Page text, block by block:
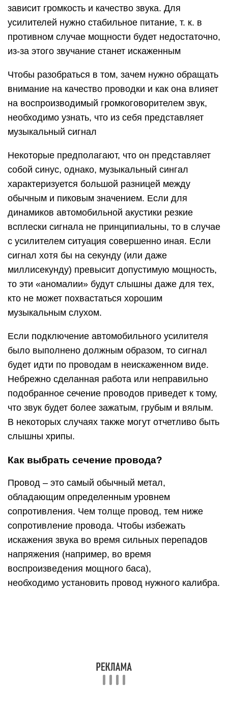
зависит громкость и качество звука. Для
усилителей нужно стабильное питание, т. к. в
противном случае мощности будет недостаточно,
из-за этого звучание станет искаженным
Чтобы разобраться в том, зачем нужно обращать
внимание на качество проводки и как она влияет
на воспроизводимый громкоговорителем звук,
необходимо узнать, что из себя представляет
музыкальный сигнал
Некоторые предполагают, что он представляет
собой синус, однако, музыкальный сингал
характеризуется большой разницей между
обычным и пиковым значением. Если для
динамиков автомобильной акустики резкие
всплески сигнала не принципиальны, то в случае
с усилителем ситуация совершенно иная. Если
сигнал хотя бы на секунду (или даже
миллисекунду) превысит допустимую мощность,
то эти «аномалии» будут слышны даже для тех,
кто не может похвастаться хорошим
музыкальным слухом.
Если подключение автомобильного усилителя
было выполнено должным образом, то сигнал
будет идти по проводам в неискаженном виде.
Небрежно сделанная работа или неправильно
подобранное сечение проводов приведет к тому,
что звук будет более зажатым, грубым и вялым.
В некоторых случаях также могут отчетливо быть
слышны хрипы.
Как выбрать сечение провода?
Провод – это самый обычный метал,
обладающим определенным уровнем
сопротивления. Чем толще провод, тем ниже
сопротивление провода. Чтобы избежать
искажения звука во время сильных перепадов
напряжения (например, во время
воспроизведения мощного баса),
необходимо установить провод нужного калибра.